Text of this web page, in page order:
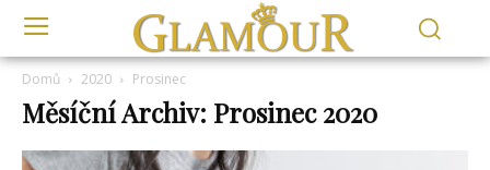
Domů 2020 Prosinec
Měsíční Archiv: Prosinec 2020